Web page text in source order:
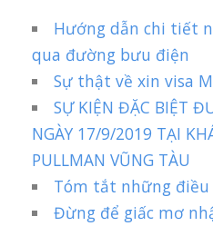
Hướng dẫn chi tiết
qua đường bưu điện
Sự thật về xin visa
SỰ KIỆN ĐẶC BIỆT
NGÀY 17/9/2019 TẠI
PULLMAN VŨNG TÀU
Tóm tắt những điều
Đừng để giấc mơ